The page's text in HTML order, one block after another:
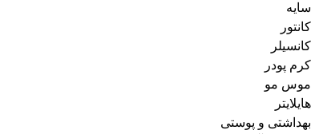
سایه
کانتور
کانسیلر
کرم پودر
موس مو
هایلایتر
بهداشتی و پوستی